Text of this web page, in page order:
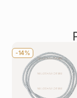
-14%